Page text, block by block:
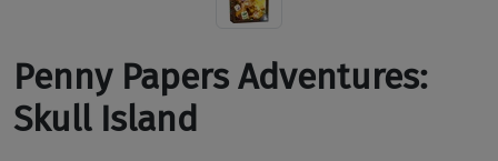
Penny Papers Adventures:
Skull Island